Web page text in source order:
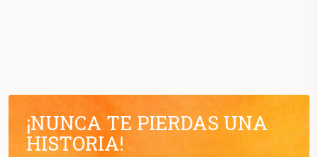
¡NUNCA TE PIERDAS UNA
HISTORIA!